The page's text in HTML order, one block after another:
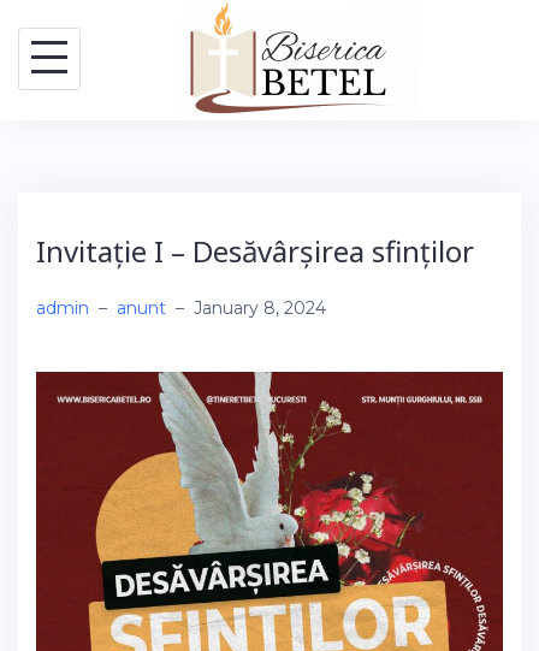
content
Invitație I – Desăvârșirea sfinților
admin – anunt – January 8, 2024